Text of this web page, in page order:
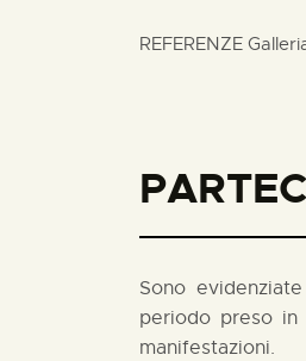
REFERENZE
Sono
periodo preso in
manifestazioni.